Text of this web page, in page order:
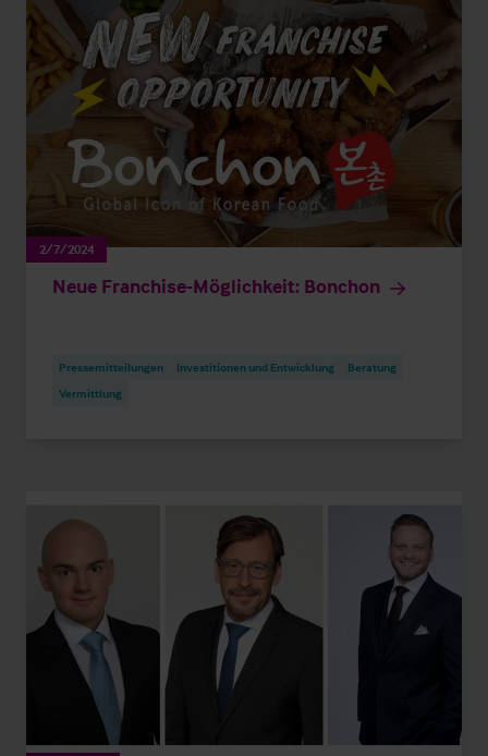
2/7/2024
Neue Franchise-Möglichkeit: Bonchon
Pressemitteilungen Investitionen und Entwicklung
Beratung
Vermittlung